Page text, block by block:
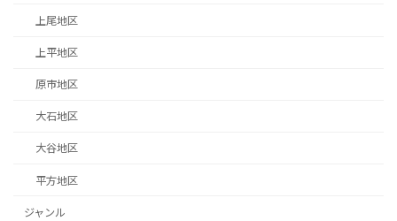
上尾地区
上平地区
原市地区
大石地区
大谷地区
平方地区
ジャンル